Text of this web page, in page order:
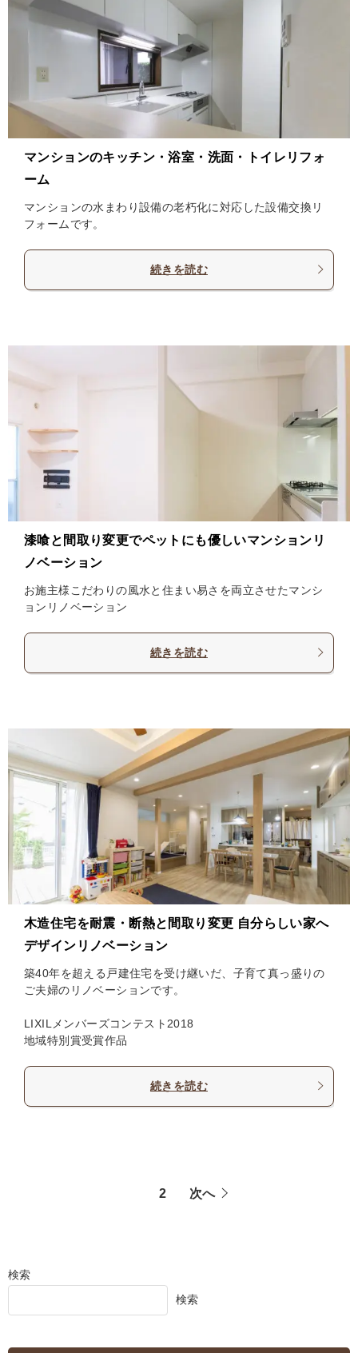
マンションのキッチン・浴室・洗面・トイレリフォ
ーム
マンションの水まわり設備の老朽化に対応した設備交換リ
フォームです。
続きを読む
漆喰と間取り変更でペットにも優しいマンションリ
ノベーション
お施主様こだわりの風水と住まい易さを両立させたマンシ
ョンリノベーション
続きを読む
木造住宅を耐震・断熱と間取り変更 自分らしい家へ
デザインリノベーション
築40年を超える戸建住宅を受け継いだ、子育て真っ盛りの
ご夫婦のリノベーションです。
LIXILメンバーズコンテスト2018
地域特別賞受賞作品
続きを読む
2 次へ
検索
検索